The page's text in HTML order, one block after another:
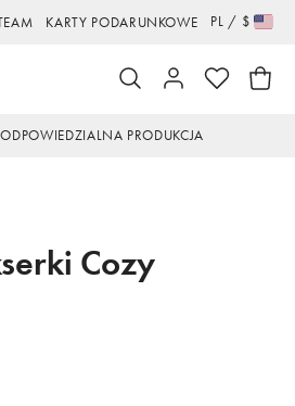
KARTY PODARUNKOWE PL / $
ODPOWIEDZIALNA PRODUKCJA
Cozy